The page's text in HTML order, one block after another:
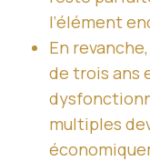
l’élément
En
de trois ans
multiples